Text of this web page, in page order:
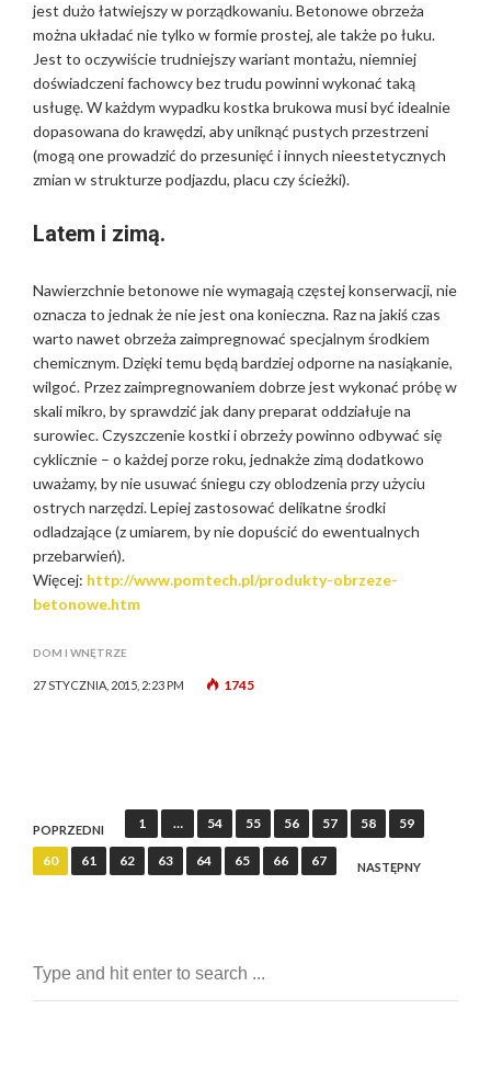
jest dużo łatwiejszy w porządkowaniu. Betonowe obrzeża
można układać nie tylko w formie prostej, ale także po łuku.
Jest to oczywiście trudniejszy wariant montażu, niemniej
doświadczeni fachowcy bez trudu powinni wykonać taką
usługę. W każdym wypadku kostka brukowa musi być idealnie
dopasowana do krawędzi, aby uniknąć pustych przestrzeni
(mogą one prowadzić do przesunięć i innych nieestetycznych
zmian w strukturze podjazdu, placu czy ścieżki).
Latem i zimą.
Nawierzchnie betonowe nie wymagają częstej konserwacji, nie
oznacza to jednak że nie jest ona konieczna. Raz na jakiś czas
warto nawet obrzeża zaimpregnować specjalnym środkiem
chemicznym. Dzięki temu będą bardziej odporne na nasiąkanie,
wilgoć. Przez zaimpregnowaniem dobrze jest wykonać próbę w
skali mikro, by sprawdzić jak dany preparat oddziałuje na
surowiec. Czyszczenie kostki i obrzeży powinno odbywać się
cyklicznie – o każdej porze roku, jednakże zimą dodatkowo
uważamy, by nie usuwać śniegu czy oblodzenia przy użyciu
ostrych narzędzi. Lepiej zastosować delikatne środki
odladzające (z umiarem, by nie dopuścić do ewentualnych
przebarwień).
Więcej: http://www.pomtech.pl/produkty-obrzeze-
betonowe.htm
DOM I WNĘTRZE
27 STYCZNIA, 2015, 2:23 PM 1745
N
a
g
a
POPRZEDNI 1 … 54 55 56 57 58 59
60 61 62 63 64 65 66 67 NASTĘPNY